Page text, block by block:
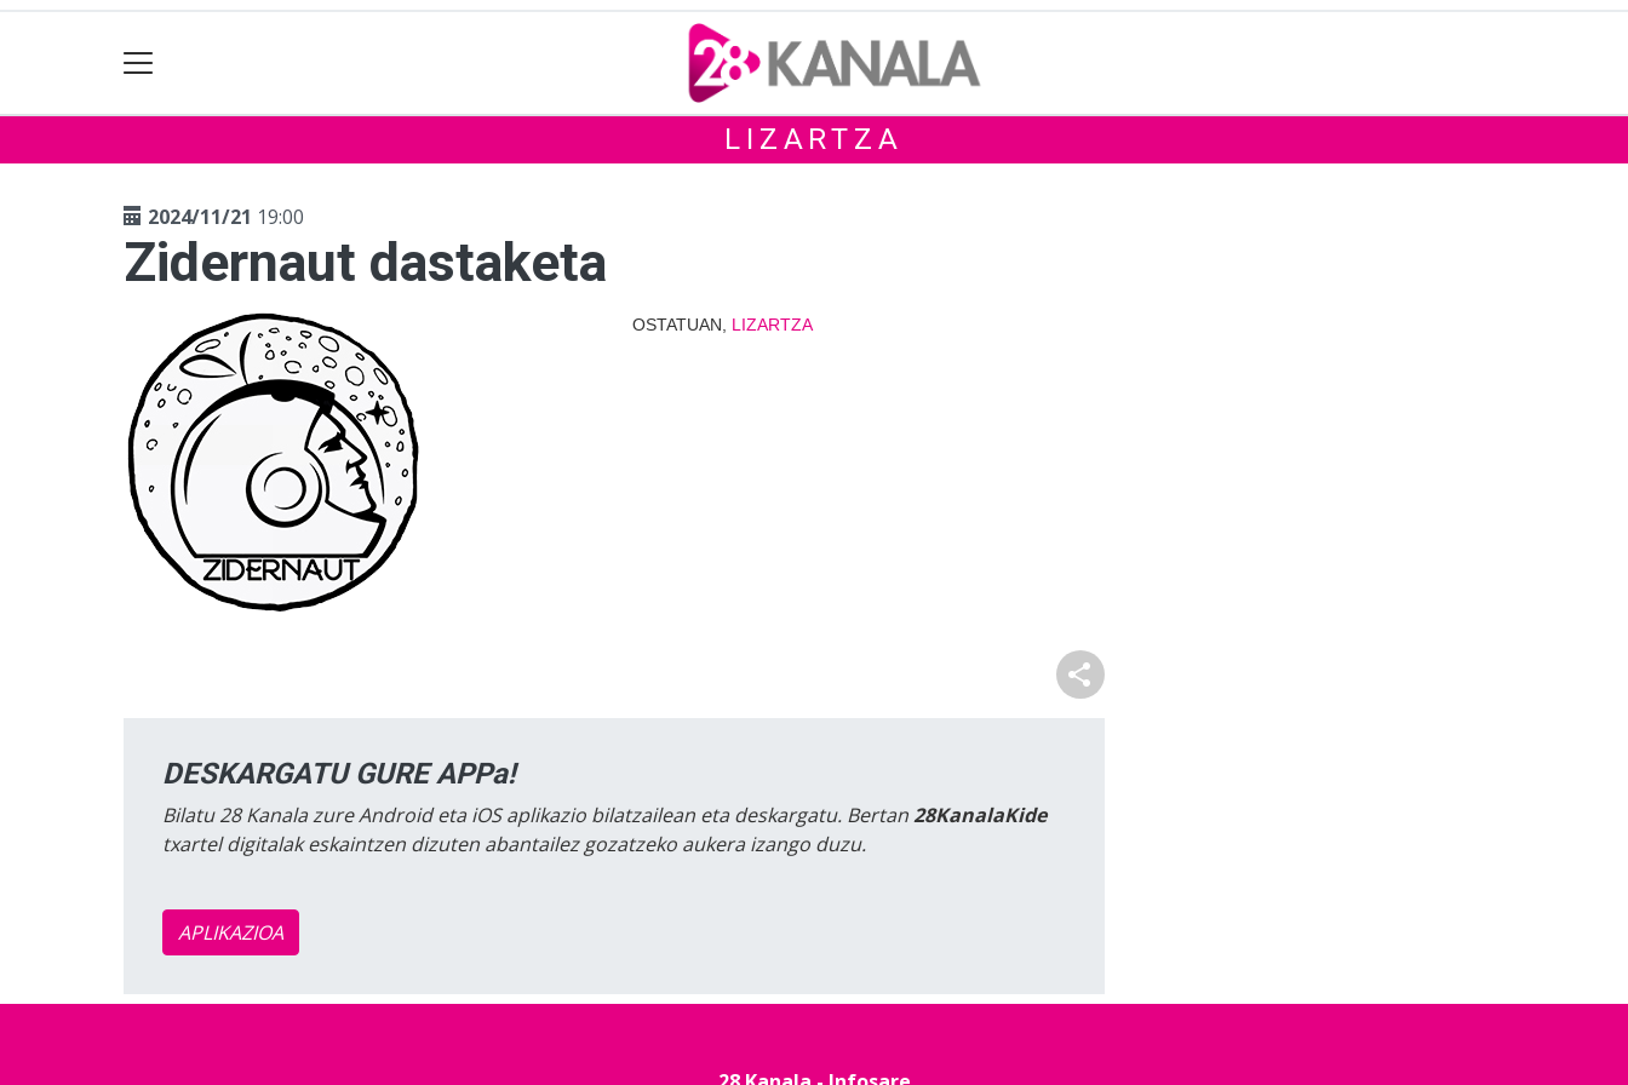
LIZARTZA
2024/11/21 19:00
Zidernaut dastaketa
OSTATUAN, LIZARTZA
DESKARGATU GURE APPa!
Bilatu 28 Kanala zure Android eta iOS aplikazio bilatzailean eta deskargatu. Bertan28KanalaKide
txartel digitalak eskaintzen dizuten abantailez gozatzeko aukera izango duzu.
APLIKAZIOA